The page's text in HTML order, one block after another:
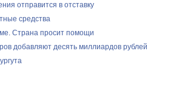
отправится в отставку
средства
Страна просит помощи
добавляют десять миллиардов рублей